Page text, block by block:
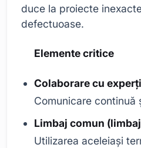
duce la proiecte
defectuoase.
Elemente critice
Colaborare cu
Comunicare continuă
Limbaj comun
Utilizarea aceleiași